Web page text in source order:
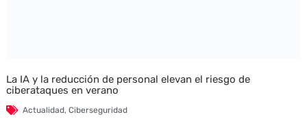
La IA y la reducción de personal elevan el riesgo de
ciberataques en verano
Actualidad, Ciberseguridad